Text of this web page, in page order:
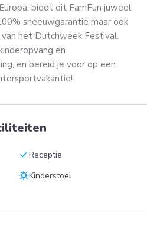
biedt dit FamFun juweel
sneeuwgarantie maar ook
het Dutchweek Festival.
en
en bereid je voor op een
checkReceptie
sunnyKinderstoel